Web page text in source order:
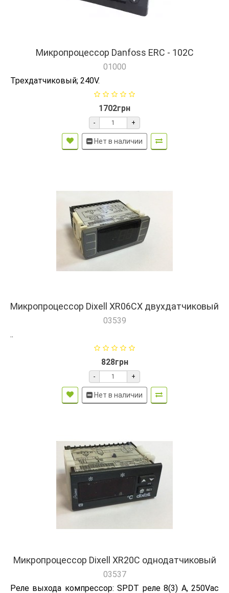
Микропроцессор Danfoss ERC - 102C
01000
Трехдатчиковый; 240V.
1702грн
- +
Нет в наличии
Микропроцессор Dixell XR06CX двухдатчиковый
03539
..
828грн
- +
Нет в наличии
Микропроцессор Dixell XR20C однодатчиковый
03537
Реле выхода компрессор: SPDT реле 8(3) A, 250Vac